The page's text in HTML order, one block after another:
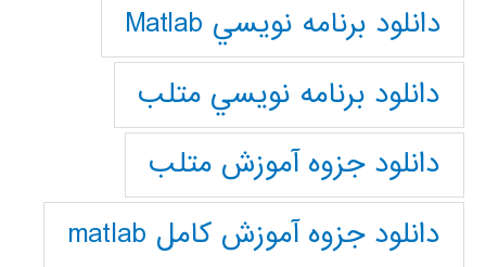
دانلود برنامه نويسي Matlab
دانلود برنامه نويسي متلب
دانلود جزوه آموزش متلب
دانلود جزوه آموزش کامل matlab